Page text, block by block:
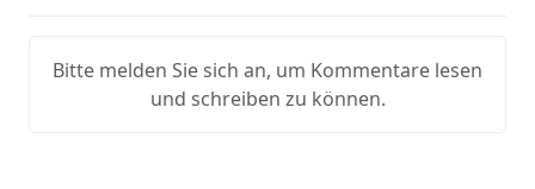
Bitte melden Sie sich an, um Kommentare lesen
und schreiben zu können.